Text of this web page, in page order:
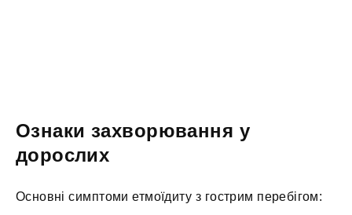
Ознаки захворювання у
дорослих
Основні симптоми етмоїдиту з гострим перебігом: